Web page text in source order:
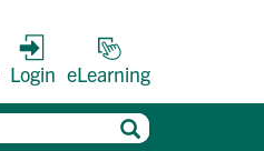
Login eLearning